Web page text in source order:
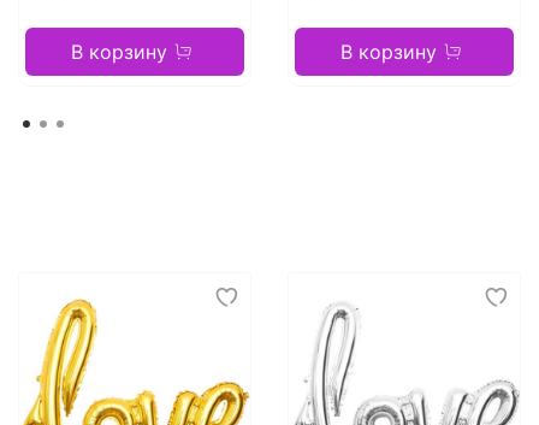
В корзину В корзину